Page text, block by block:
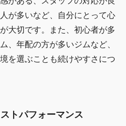
が多いなど、自分にとって心
大切です。また、初心者が多
、年配の方が多いジムなど、
を選ぶことも続けやすさにつ
トパフォーマンス